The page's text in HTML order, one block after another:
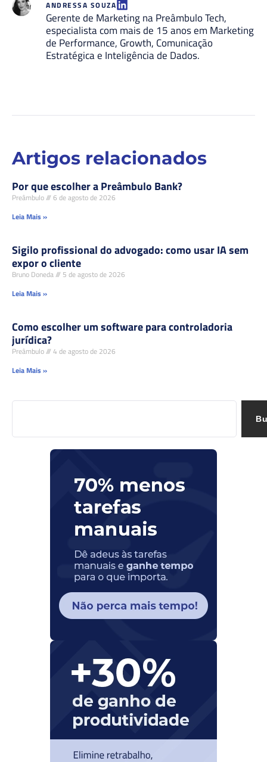
ANDRESSA SOUZA
Gerente de Marketing na Preâmbulo Tech,
especialista com mais de 15 anos em Marketing
de Performance, Growth, Comunicação
Estratégica e Inteligência de Dados.
Artigos relacionados
Por que escolher a Preâmbulo Bank?
Preâmbulo
6 de agosto de 2026
Leia Mais »
Sigilo profissional do advogado: como usar IA sem
expor o cliente
Bruno Doneda
5 de agosto de 2026
Leia Mais »
Como escolher um software para controladoria
jurídica?
Preâmbulo
4 de agosto de 2026
Leia Mais »